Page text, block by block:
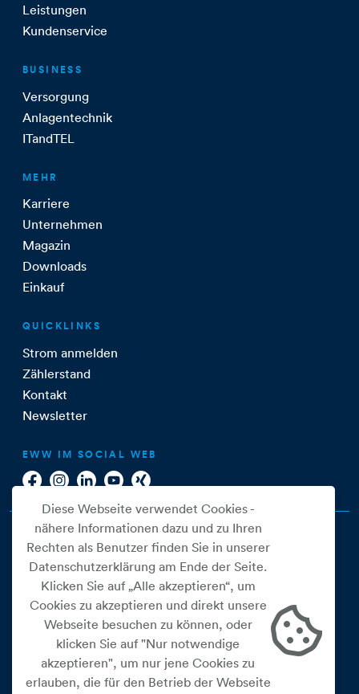
Leistungen
Kundenservice
BUSINESS
Versorgung
Anlagentechnik
ITandTEL
MEHR
Karriere
Unternehmen
Magazin
Downloads
Einkauf
QUICKLINKS
Strom anmelden
Zählerstand
Kontakt
Newsletter
EWW IM SOCIAL WEB
Cookie Einstellungen
Datenschutz
Diese Webseite verwendet Cookies -
nähere Informationen dazu und zu Ihren
Rechten als Benutzer finden Sie in unserer
Datenschutzerklärung am Ende der Seite.
Klicken Sie auf „Alle akzeptieren“, um
Cookies zu akzeptieren und direkt unsere
Webseite besuchen zu können, oder
klicken Sie auf "Nur notwendige
akzeptieren", um nur jene Cookies zu
erlauben, die für den Betrieb der Webseite